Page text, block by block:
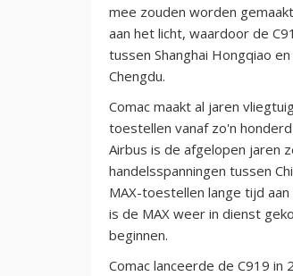
mee zouden worden
aan het licht, waardoor de
tussen Shanghai Hongqiao
Chengdu.
Comac maakt al jaren
toestellen vanaf zo'n
Airbus is de afgelopen jaren
handelsspanningen tussen
MAX-toestellen lange tijd
is de MAX weer in dienst
beginnen.
Comac lanceerde de C919